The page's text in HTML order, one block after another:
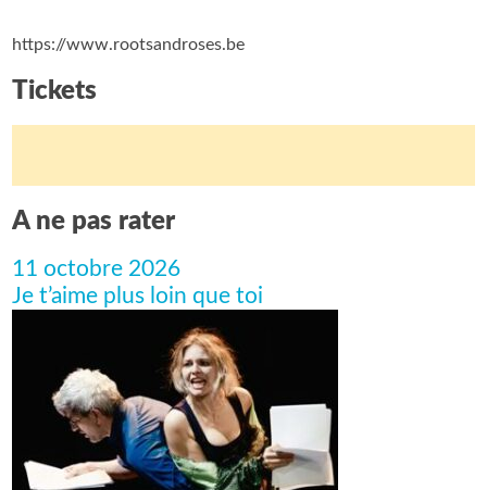
https://www.rootsandroses.be
Tickets
A ne pas rater
11 octobre 2026
Je t’aime plus loin que toi